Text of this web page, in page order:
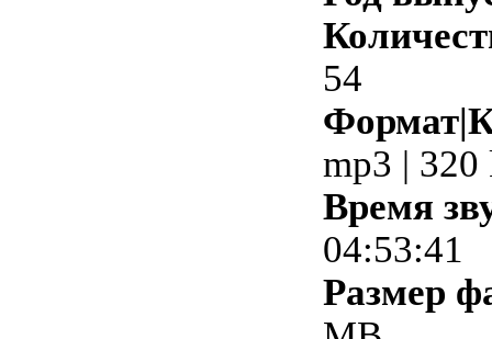
54
mp3 | 320
Время
04:53:41
Размер